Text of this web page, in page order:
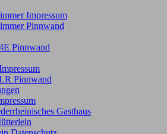
Impressum
Pinnwand
Pinnwand
Pinnwand
Gasthaus